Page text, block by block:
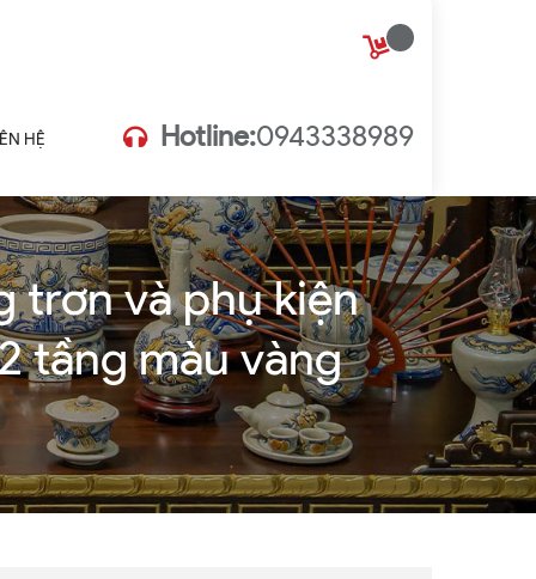
HỆ Hotline:0943338989
trơn và phụ kiện
tầng màu vàng